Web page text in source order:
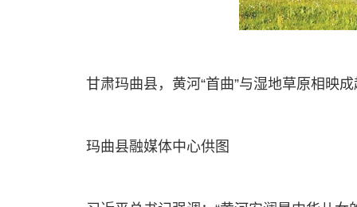
甘肃玛曲县，黄河“首曲”与湿地草原相映
玛曲县融媒体中心供图